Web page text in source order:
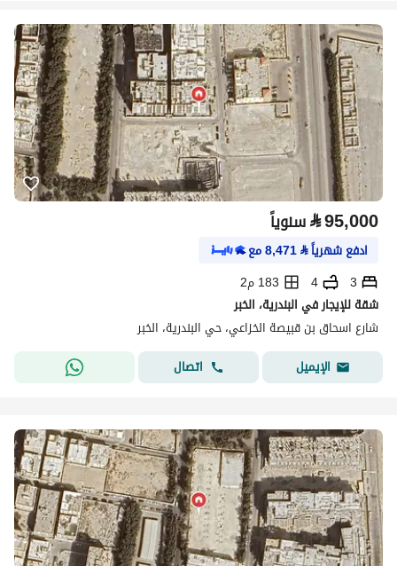
⃁95,000 سنوياً
ادفع شهرياً⃁
8,471مع
3
4
183 م2
شقة للإيجار في البندرية، الخبر
شارع اسحاق بن قبيصة الخزاعي، حي البندرية، الخبر
الإيميل
اتصال